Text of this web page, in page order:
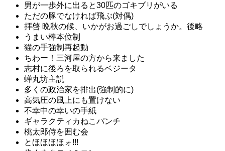
男が一歩外に出ると30匹のゴキブリがいる
ただの豚でなければ飛ぶ(対偶)
拝啓 晩秋の候、いかがお過ごしでしょうか。後略
うまい棒本位制
猫の手強制再起動
ちわー！三河屋の方から来ました
志村に後ろを取られるベジータ
蝉丸坊主説
多くの政治家を排出(強制的に)
高気圧の風上にも置けない
不幸中の幸いの手紙
ギャラクティカねこパンチ
桃太郎侍を囲む会
とほほほほォ!!!